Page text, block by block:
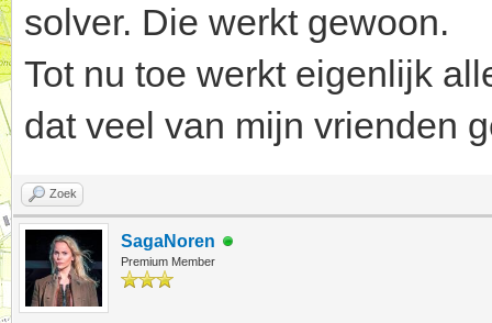
solver. Die werkt gewoon.
Tot nu toe werkt eigenlijk
dat veel van mijn vrienden
Zoek
SagaNoren
Premium Member